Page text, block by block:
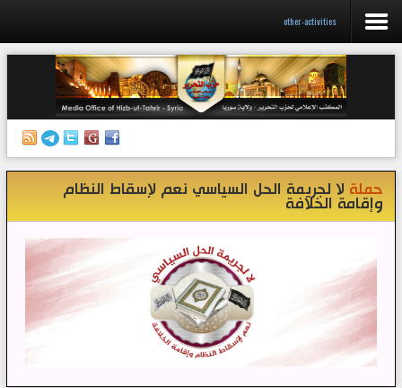
الرئيسية
إصدارات
أنشطة وفعاليات
منبر الصحافة
تواصل معنا
إذاعة المكتب/ سوريا
قناتنا على تيليغرام
other-activities
حملة لا لجريمة الحل السياسي نعم لإسقاط النظام
وإقامة الخلافة